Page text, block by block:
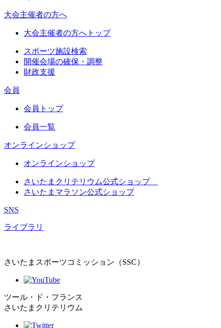
大会主催者の方へ
大会主催者の方へトップ
スポーツ施設検索
開催会場の確保・調整
財政支援
会員
会員トップ
会員一覧
オンラインショップ
オンラインショップ
さいたまクリテリウム公式ショップ
さいたまマラソン公式ショップ
SNS
ライブラリ
さいたまスポーツコミッション（SSC）
ツール・ド・フランス
さいたまクリテリウム